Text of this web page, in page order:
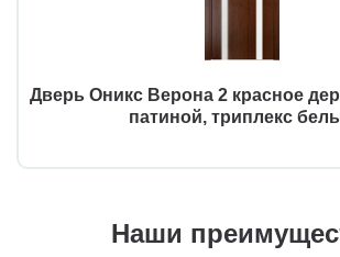
Дверь Оникс Верона 2 красное
патиной, триплекс
Наши